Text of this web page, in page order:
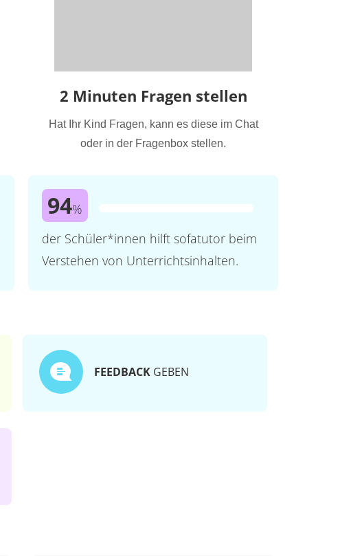
2 Minuten Fragen stellen
Hat Ihr Kind Fragen, kann es diese im Chat
oder in der Fragenbox stellen.
94%
der Schüler*innen hilft sofatutor beim
Verstehen von Unterrichtsinhalten.
FEEDBACK GEBEN